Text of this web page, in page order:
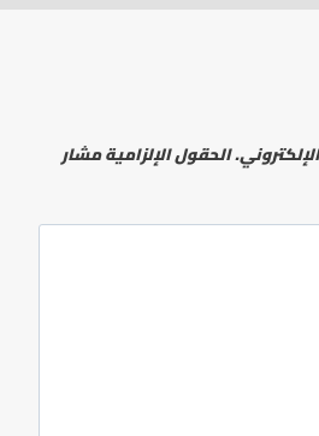
الحقول الإلزامية مشار